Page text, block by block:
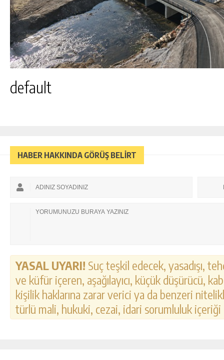
default
HABER HAKKINDA GÖRÜŞ BELİRT
YASAL UYARI! Suç teşkil edecek, yasadışı,
ve küfür içeren, aşağılayıcı, küçük düşürücü,
kişilik haklarına zarar verici ya da benzeri
türlü mali, hukuki, cezai, idari sorumluluk